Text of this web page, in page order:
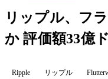
リップル、フ
か 評価額33億
Ripple リップル